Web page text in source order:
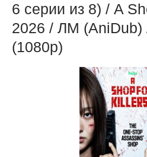
6 серии из 8) / A
2026 / ЛМ (AniDub)
(1080р)